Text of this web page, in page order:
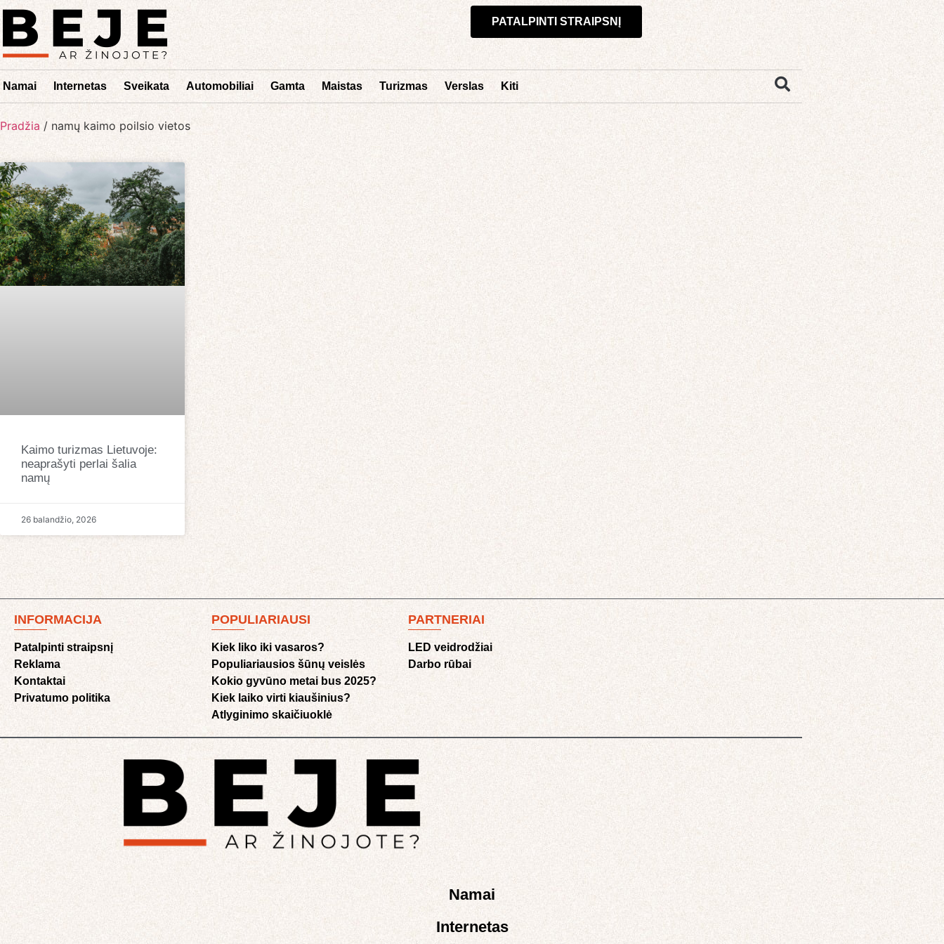
PATALPINTI STRAIPSNĮ
Namai Internetas Sveikata Automobiliai Gamta Maistas Turizmas Verslas Kiti
Pradžia / namų kaimo poilsio vietos
Kaimo turizmas Lietuvoje:
neaprašyti perlai šalia
namų
26 balandžio, 2026
INFORMACIJA
Patalpinti straipsnį
Reklama
Kontaktai
Privatumo politika
POPULIARIAUSI
Kiek liko iki vasaros?
Populiariausios šūnų veislės
Kokio gyvūno metai bus 2025?
Kiek laiko virti kiaušinius?
Atlyginimo skaičiuoklė​
PARTNERIAI
LED veidrodžiai
Darbo rūbai
Namai
Internetas